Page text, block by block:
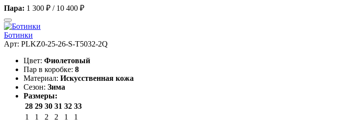
Пара: 1 300 ₽ / 10 400 ₽
Ботинки
Арт: PLKZ0-25-26-S-T5032-2Q
Цвет: Фиолетовый
Пар в коробке: 8
Материал: Искусственная кожа
Сезон: Зима
Размеры:
28 29 30 31 32 33
1
1 2 2 1
1